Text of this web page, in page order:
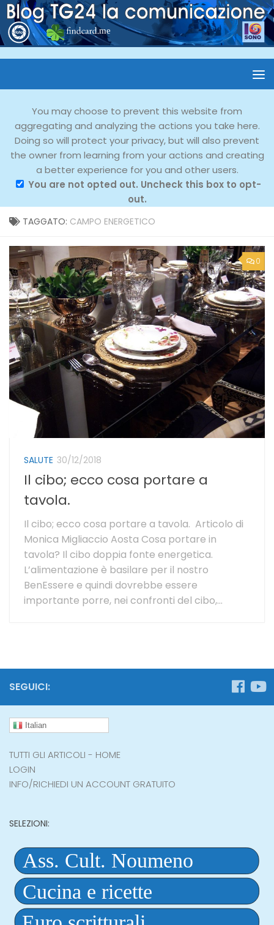
You may choose to prevent this website from
aggregating and analyzing the actions you take here.
Doing so will protect your privacy, but will also prevent
the owner from learning from your actions and creating
a better experience for you and other users.
You are not opted out. Uncheck this box to opt-
out.
TAGGATO: CAMPO ENERGETICO
0
SALUTE 30/12/2018
Il cibo; ecco cosa portare a
tavola.
Il cibo; ecco cosa portare a tavola. Articolo di
Monica Migliaccio Aosta Cosa portare in
tavola? Il cibo doppia fonte energetica.
L’alimentazione è basilare per il nostro
BenEssere e quindi dovrebbe essere
importante porre, nei confronti del cibo,...
SEGUICI:
Italian
TUTTI GLI ARTICOLI - HOME
LOGIN
INFO/RICHIEDI UN ACCOUNT GRATUITO
SELEZIONI: